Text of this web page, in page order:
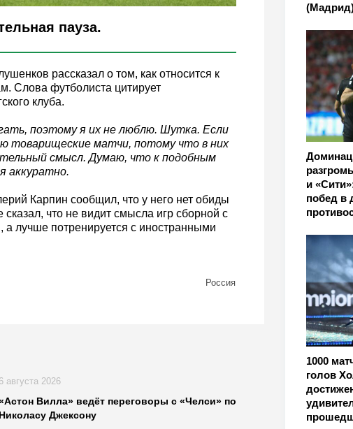
и
побед в
1000
голов
пауза.
рассказал о том, как относится к
Слова футболиста цитирует
клуба.
поэтому я их не люблю. Шутка. Если
товарищеские матчи, потому что в них
смысл. Думаю, что к подобным
аккуратно.
Карпин сообщил, что у него нет обиды
что не видит смысла игр сборной с
лучше потренируется с иностранными
Россия
Вилла» ведёт переговоры с «Челси» по
Николасу Джексону
6 августа 2026